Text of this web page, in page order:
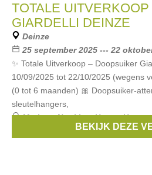
TOTALE
GIARDELLI DEINZE
Deinze
25 september 2025 --- 22
✨ Totale Uitverkoop – Doopsuiker
10/09/2025 tot 22/10/2025 (wegens
(0 tot 6 maanden) 🎀 Doopsuiker-
sleutelhangers,
Merken:Noukies,Happy Horse,
BAM BAM, ...
BEKIJK DEZE